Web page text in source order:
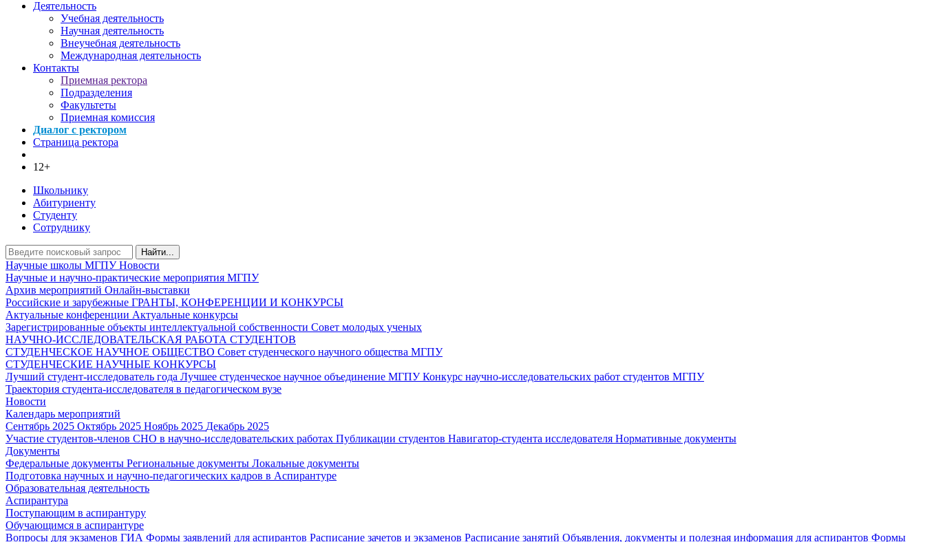
Деятельность
Учебная деятельность
Научная деятельность
Внеучебная деятельность
Международная деятельность
Контакты
Приемная ректора
Подразделения
Факультеты
Приемная комиссия
Диалог с ректором
Страница ректора
12+
Школьнику
Абитуриенту
Студенту
Сотруднику
Найти...
Научные школы МГПУНовости
Научные и научно-практические мероприятия МГПУ
Архив мероприятий Онлайн-выставки
Российские и зарубежные ГРАНТЫ, КОНФЕРЕНЦИИ И КОНКУРСЫ
Актуальные конференции Актуальные конкурсы
Зарегистрированные объекты интеллектуальной собственности Совет молодых ученых
НАУЧНО-ИССЛЕДОВАТЕЛЬСКАЯ РАБОТА СТУДЕНТОВ
СТУДЕНЧЕСКОЕ НАУЧНОЕ ОБЩЕСТВО Совет студенческого научного общества МГПУ
СТУДЕНЧЕСКИЕ НАУЧНЫЕ КОНКУРСЫ
Лучший студент-исследователь года Лучшее студенческое научное объединение МГПУКонкурс научно-исследовательских работ студентов МГПУ
Траектория студента-исследователя в педагогическом вузе
Новости
Календарь мероприятий
Сентябрь 2025 Октябрь 2025 Ноябрь 2025 Декабрь 2025
Участие студентов-членов СНО в научно-исследовательских работах Публикации студентов Навигатор-студента исследователя Нормативные документы
Документы
Федеральные документы Региональные документы Локальные документы
Подготовка научных и научно-педагогических кадров в Аспирантуре
Образовательная деятельность
Аспирантура
Поступающим в аспирантуру
Обучающимся в аспирантуре
Вопросы для экзаменов ГИА Формы заявлений для аспирантов Расписание зачетов и экзаменов Расписание занятий Объявления, документы и полезная информация для аспирантов Формы